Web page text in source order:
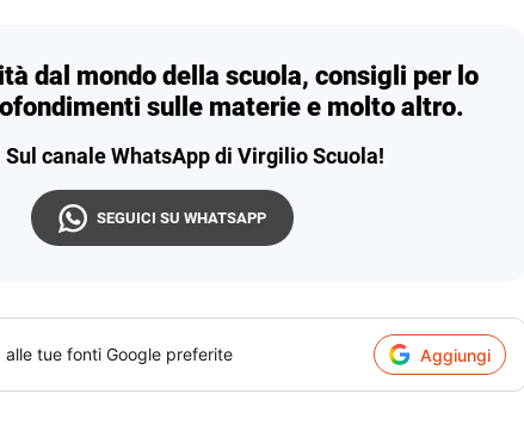
dal mondo della scuola, consigli per lo
sulle materie e molto altro.
Sul canale WhatsApp di Virgilio Scuola!
SEGUICI SU WHATSAPP
alle tue fonti Google preferite Aggiungi